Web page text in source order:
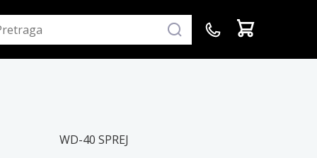
WD-40 SPREJ